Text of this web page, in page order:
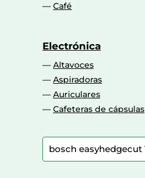
Café
Electrónica
Altavoces
Aspiradoras
Auriculares
Cafeteras de cápsulas